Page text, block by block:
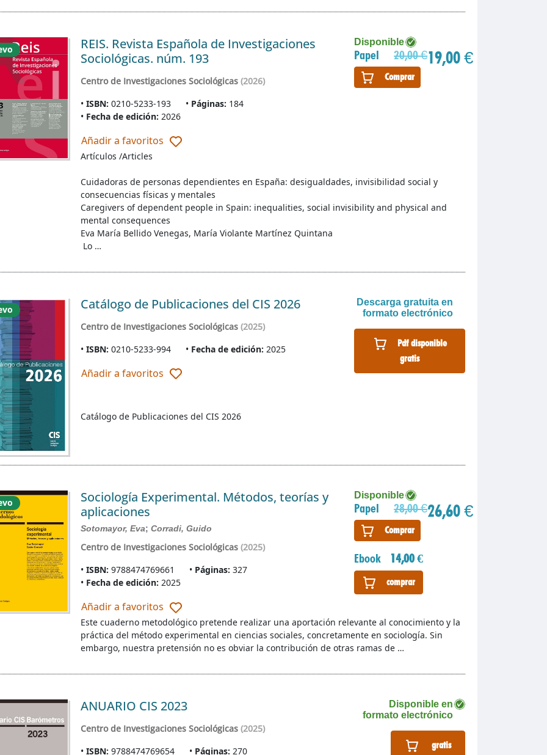
REIS. Revista Española de Investigaciones
Sociológicas. núm. 193
Centro de Investigaciones Sociológicas (2026)
ISBN: 0210-5233-193 Páginas: 184
Fecha de edición: 2026
Añadir a favoritos
Disponible
Papel 20,00 €19,00 €
Comprar
Artículos /Articles
Cuidadoras de personas dependientes en España: desigualdades, invisibilidad social y
consecuencias físicas y mentales
Caregivers of dependent people in Spain: inequalities, social invisibility and physical and
mental consequences
Eva María Bellido Venegas, María Violante Martínez Quintana
Lo …
Catálogo de Publicaciones del CIS 2026
Centro de Investigaciones Sociológicas (2025)
ISBN: 0210-5233-994 Fecha de edición: 2025
Añadir a favoritos
Descarga gratuita en
formato electrónico
Pdf disponible
gratis
Catálogo de Publicaciones del CIS 2026
Sociología Experimental. Métodos, teorías y
aplicaciones
Sotomayor, Eva;Corradi, Guido
Centro de Investigaciones Sociológicas (2025)
ISBN: 9788474769661 Páginas: 327
Fecha de edición: 2025
Añadir a favoritos
Disponible
Papel 28,00 €26,60 €
Comprar
Ebook 14,00 €
comprar
Este cuaderno metodológico pretende realizar una aportación relevante al conocimiento y la
práctica del método experimental en ciencias sociales, concretamente en sociología. Sin
embargo, nuestra pretensión no es obviar la contribución de otras ramas de …
ANUARIO CIS 2023
Centro de Investigaciones Sociológicas (2025)
ISBN: 9788474769654 Páginas: 270
Disponible en
formato electrónico
gratis